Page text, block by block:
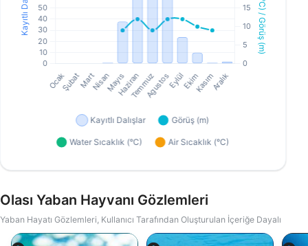
Olası Yaban Hayvanı Gözlemleri
Yaban Hayatı Gözlemleri, Kullanıcı Tarafından Oluşturulan İçeriğe Dayalı